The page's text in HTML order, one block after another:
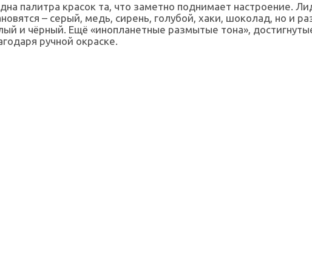
палитра красок та, что заметно поднимает настроение.
– серый, медь, сирень, голубой, хаки, шоколад, но и
и чёрный. Ещё «инопланетные размытые тона»,
ручной окраске.